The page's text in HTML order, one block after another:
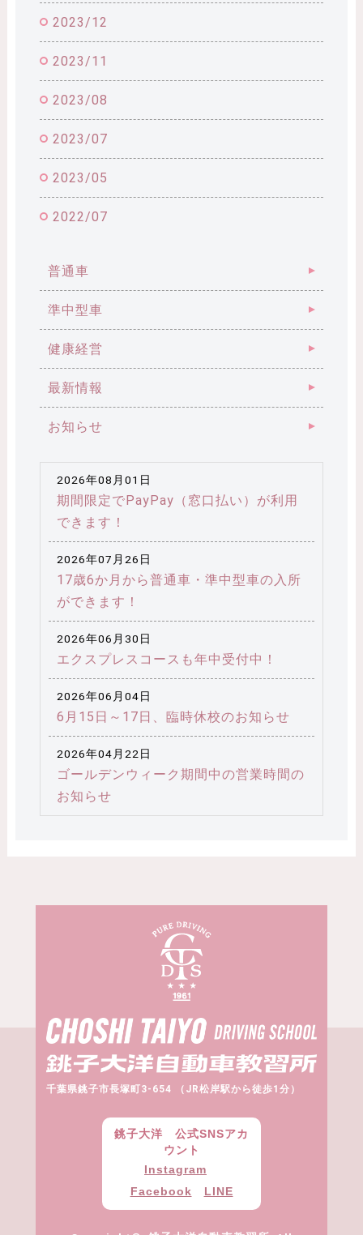
2023/12
2023/11
2023/08
2023/07
2023/05
2022/07
普通車
準中型車
健康経営
最新情報
お知らせ
2026年08月01日
期間限定でPayPay（窓口払い）が利用
できます！
2026年07月26日
17歳6か月から普通車・準中型車の入所
ができます！
2026年06月30日
エクスプレスコースも年中受付中！
2026年06月04日
6月15日～17日、臨時休校のお知らせ
2026年04月22日
ゴールデンウィーク期間中の営業時間の
お知らせ
千葉県銚子市長塚町3-654 （JR松岸駅から徒歩1分）
銚子大洋 公式SNSアカ
ウント
Instagram
Facebook
LINE